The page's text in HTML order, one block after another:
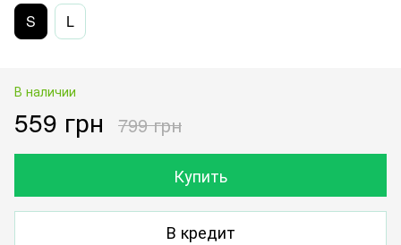
S L
В наличии
559 грн 799 грн
Купить
В кредит